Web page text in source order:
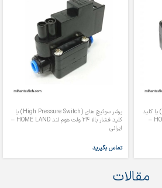
پرشر سوئیچ لو (Low Pressure Switch) یا کلید
فشار پایین 24 ولت هوم لند HOME LAND –
پرشر سوئیچ های (High Pressure Switch) یا
کلید فشار بالا 24 ولت هوم لند HOME LAND –
ایرانی
تماس بگیرید
مقالات